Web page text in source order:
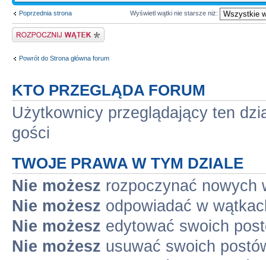
Poprzednia strona Wyświetl wątki nie starsze niż:
Napisz wątek
Powrót do Strona główna forum
KTO PRZEGLĄDA FORUM
Użytkownicy przeglądający ten
gości
TWOJE PRAWA W TYM DZIALE
Nie możesz rozpoczynać nowych
Nie możesz odpowiadać w
Nie możesz edytować swoich
Nie możesz usuwać swoich